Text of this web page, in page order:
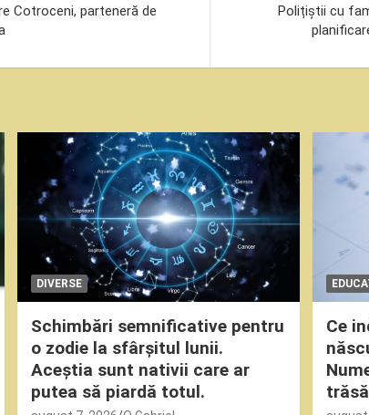
Cotroceni, parteneră de
Polițiștii cu
DIVERSE
Schimbări semnificative pentru
o zodie la sfârșitul lunii.
Aceștia sunt nativii care ar
putea să piardă totul.
Ce